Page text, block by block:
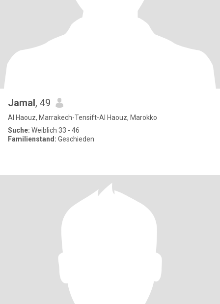
Jamal, 49
Al Haouz, Marrakech-Tensift-Al Haouz, Marokko
Suche: Weiblich 33 - 46
Familienstand: Geschieden